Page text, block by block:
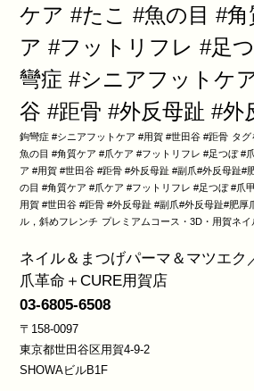
ケア #たこ #魚の目 #
ア #フットリフレ #足
彎症 #シニアフットケ
谷 #距骨 #外反母趾 #外
鉤彎症 #シニアフットケア #用賀 #世田谷 #距骨 タグ
魚の目 #角質ケア #爪ケア #フットリフレ #足つぼ #
ア #用賀 #世田谷 #距骨 #外反母趾 #副爪#外反母趾#
の目 #角質ケア #爪ケア #フットリフレ #足つぼ #爪
用賀 #世田谷 #距骨 #外反母趾 #副爪#外反母趾#肥厚
ル，斜めフレンチ プレミアムコース・3D・用賀ネイ
ネイル＆まつげパーマ＆マツエク
爪革命＋CURE用賀店
03-6805-6508
〒158-0097
東京都世田谷区用賀4-9-2
SHOWAビルB1F